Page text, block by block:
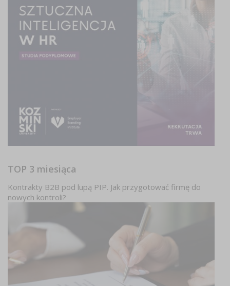
TOP 3 miesiąca
Kontrakty B2B pod lupą PIP. Jak przygotować firmę do
nowych kontroli?